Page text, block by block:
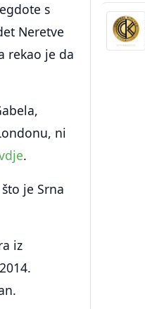
s
Neretve
rekao je da
ni
.
je Srna
iz